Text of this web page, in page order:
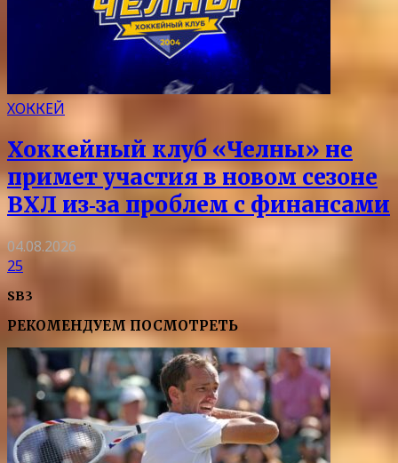
ХОККЕЙ
Хоккейный клуб «Челны» не
примет участия в новом сезоне
ВХЛ из‑за проблем с финансами
04.08.2026
25
SB3
РЕКОМЕНДУЕМ ПОСМОТРЕТЬ